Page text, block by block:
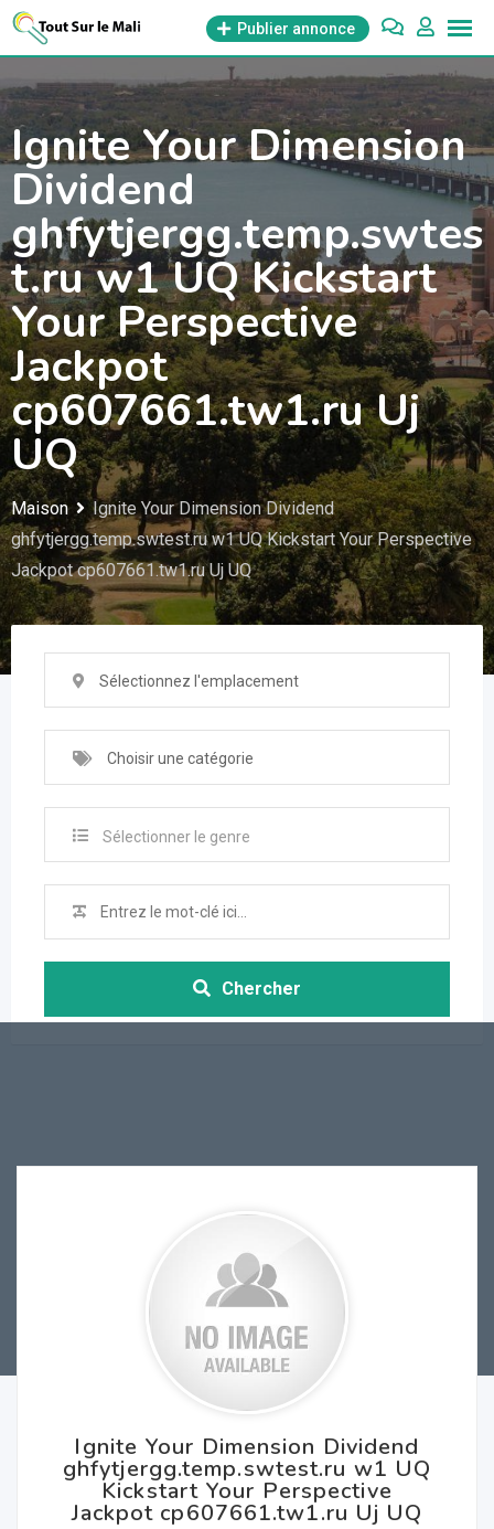
Aller
Publier annonce
Ignite Your Dimension
Dividend
ghfytjergg.temp.swtes
t.ru w1 UQ Kickstart
Your Perspective
Jackpot
cp607661.tw1.ru Uj
UQ
Maison
Ignite Your Dimension Dividend
ghfytjergg.temp.swtest.ru w1 UQ Kickstart Your Perspective
Jackpot cp607661.tw1.ru Uj UQ
Sélectionnez l'emplacement
Choisir une catégorie
Sélectionner le genre
Chercher
Ignite Your Dimension Dividend
ghfytjergg.temp.swtest.ru w1 UQ
Kickstart Your Perspective
Jackpot cp607661.tw1.ru Uj UQ